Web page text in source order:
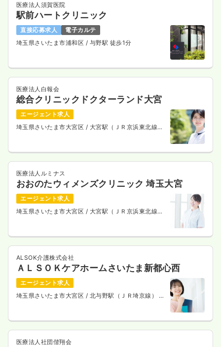
給与 29.9万円/月
※経験5年の例
時間 8:30～17:15
4週8休以上
担当業務未経験可 ブランク可
第二新卒可
月給33万円以上可
気になる 詳細を見る
日勤のみ（パート） 一時募集休止
給与 時給1,500円〜
担当業務未経験可
ブランク可
第二新卒可
時給1,500円以上可
気になる 詳細を見る
一般病院
給与 25.1万円/月 賞与2.45ヶ月
※経験5年の例
時間 8:30～17:15
日祝休み
4週8休以上 オンコールあり
担当業務未経験可
気になる 詳細を見る
医療法人須賀医院
駅前ハートクリニック
直接応募求人
電子カルテ
埼玉県さいたま市浦和区 / 与野駅 徒歩1分
医療法人白報会
総合クリニックドクターランド大宮
エージェント求人
埼玉県さいたま市大宮区 / 大宮駅（ＪＲ京浜東北線）
医療法人ルミナス
おおのたウィメンズクリニック 埼玉大宮
エージェント求人
埼玉県さいたま市大宮区 / 大宮駅（ＪＲ京浜東北線）
ALSOK介護株式会社
ＡＬＳＯＫケアホームさいたま新都心西
エージェント求人
埼玉県さいたま市大宮区 / 北与野駅（ＪＲ埼京線） 徒
医療法人社団偕翔会